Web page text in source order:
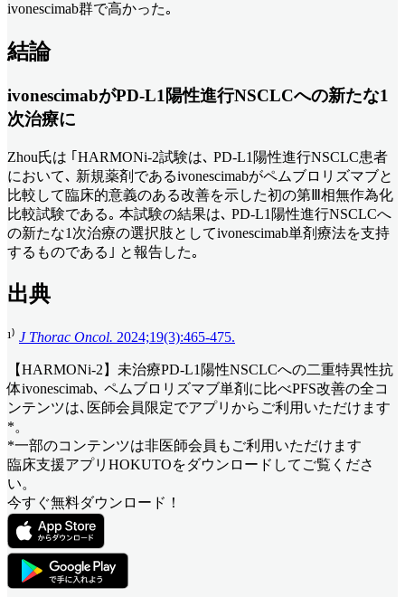
ivonescimab群で高かった｡
結論
ivonescimabがPD-L1陽性進行NSCLCへの新たな1
次治療に
Zhou氏は ｢HARMONi-2試験は､ PD-L1陽性進行NSCLC患者
において､ 新規薬剤であるivonescimabがペムブロリズマブと
比較して臨床的意義のある改善を示した初の第Ⅲ相無作為化
比較試験である｡ 本試験の結果は､ PD-L1陽性進行NSCLCへ
の新たな1次治療の選択肢としてivonescimab単剤療法を支持
するものである｣ と報告した｡
出典
¹⁾ J Thorac Oncol. 2024;19(3):465-475.
【HARMONi-2】未治療PD-L1陽性NSCLCへの二重特異性抗
体ivonescimab､ ペムブロリズマブ単剤に比べPFS改善の全コ
ンテンツは､医師会員限定でアプリからご利用いただけます
*。
*一部のコンテンツは非医師会員もご利用いただけます
臨床支援アプリHOKUTOをダウンロードしてご覧くださ
い。
今すぐ無料ダウンロード！